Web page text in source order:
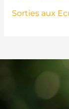
Sorties aux